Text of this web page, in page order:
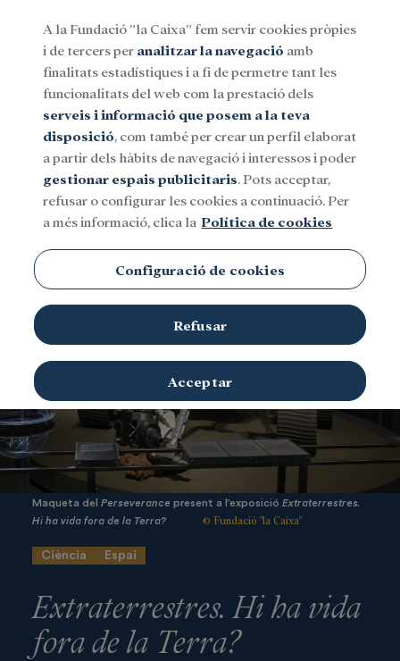
Menu
SocialInvestigació i bequesCultura
Maqueta del Perseverance present a l’exposició Extraterrestres.
Hi ha vida fora de la Terra?
© Fundació "la Caixa"
Ciència Espai
Extraterrestres. Hi ha vida
fora de la Terra?
A la Fundació ”la Caixa” fem servir cookies pròpies
i de tercers per analitzar la navegació amb
finalitats estadístiques i a fi de permetre tant les
funcionalitats del web com la prestació dels
serveis i informació que posem a la teva
disposició, com també per crear un perfil elaborat
a partir dels hàbits de navegació i interessos i poder
gestionar espais publicitaris. Pots acceptar,
refusar o configurar les cookies a continuació. Per
a més informació, clica la Política de cookies
Configuració de cookies
Refusar
Acceptar